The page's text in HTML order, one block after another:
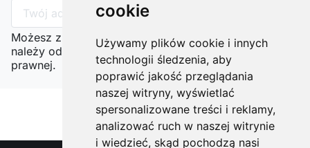
cookie
Używamy plików cookie i innych
technologii śledzenia, aby
poprawić jakość przeglądania
naszej witryny, wyświetlać
spersonalizowane treści i reklamy,
analizować ruch w naszej witrynie
i wiedzieć, skąd pochodzą nasi
Możesz zrezygnować w każdej chwili. W tym celu
należy odnaleźć szczegóły w naszej informacji
prawnej.